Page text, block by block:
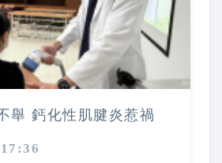
舉 鈣化性肌腱炎惹禍